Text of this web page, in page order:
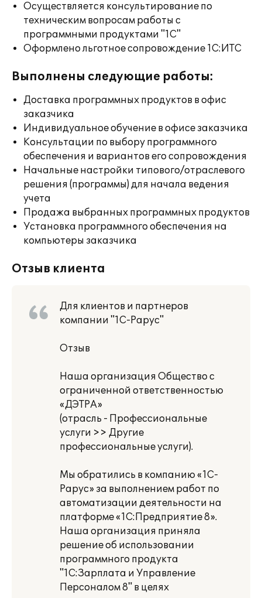
Осуществляется консультирование по
техническим вопросам работы с
программными продуктами "1С"
Оформлено льготное сопровождение 1С:ИТС
Выполнены следующие работы:
Доставка программных продуктов в офис
заказчика
Индивидуальное обучение в офисе заказчика
Консультации по выбору программного
обеспечения и вариантов его сопровождения
Начальные настройки типового/отраслевого
решения (программы) для начала ведения
учета
Продажа выбранных программных продуктов
Установка программного обеспечения на
компьютеры заказчика
Отзыв клиента
Для клиентов и партнеров
компании "1С-Рарус"
Отзыв
Наша организация Общество с
ограниченной ответственностью
«ДЭТРА»
(отрасль - Профессиональные
услуги >> Другие
профессиональные услуги).
Мы обратились в компанию «1С-
Рарус» за выполнением работ по
автоматизации деятельности на
платформе «1С:Предприятие 8».
Наша организация приняла
решение об использовании
программного продукта
"1С:Зарплата и Управление
Персоналом 8" в целях